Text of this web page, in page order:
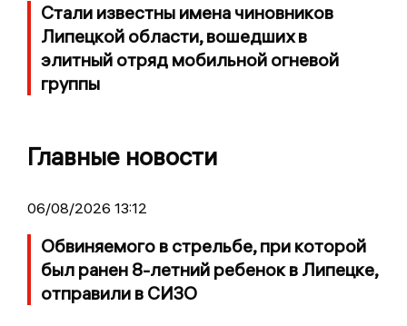
Стали известны имена чиновников
Липецкой области, вошедших в
элитный отряд мобильной огневой
группы
Главные новости
06/08/2026 13:12
Обвиняемого в стрельбе, при которой
был ранен 8-летний ребенок в Липецке,
отправили в СИЗО